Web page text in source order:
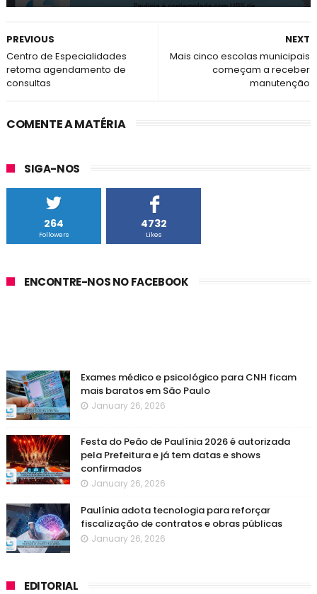
NEXT
Mais cinco escolas municipais
começam a receber
manutenção
PREVIOUS
Centro de Especialidades
retoma agendamento de
consultas
COMENTE A MATÉRIA
SIGA-NOS
264
Followers
4732
Likes
ENCONTRE-NOS NO FACEBOOK
Exames médico e psicológico para CNH ficam
mais baratos em São Paulo
January 26, 2026
Festa do Peão de Paulínia 2026 é autorizada
pela Prefeitura e já tem datas e shows
confirmados
January 26, 2026
Paulínia adota tecnologia para reforçar
fiscalização de contratos e obras públicas
January 26, 2026
EDITORIAL